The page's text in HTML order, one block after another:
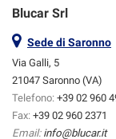
Blucar Srl
Sede di Saronno
Via Galli, 5
21047 Saronno (VA)
Telefono: +39 02 960
Fax: +39 02 960 2371
Email: info@blucar.it